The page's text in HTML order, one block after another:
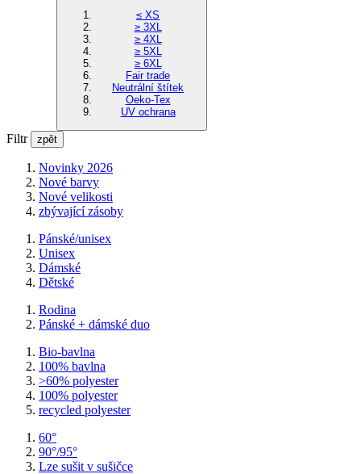
≤ XS
≥ 3XL
≥ 4XL
≥ 5XL
≥ 6XL
Fair trade
Neutrální štítek
Oeko-Tex
UV ochrana
Filtr zpět
Novinky 2026
Nové barvy
Nové velikosti
zbývající zásoby
Pánské/unisex
Unisex
Dámské
Dětské
Rodina
Pánské + dámské duo
Bio-bavlna
100% bavlna
>60% polyester
100% polyester
recycled polyester
60°
90°/95°
Lze sušit v sušičce